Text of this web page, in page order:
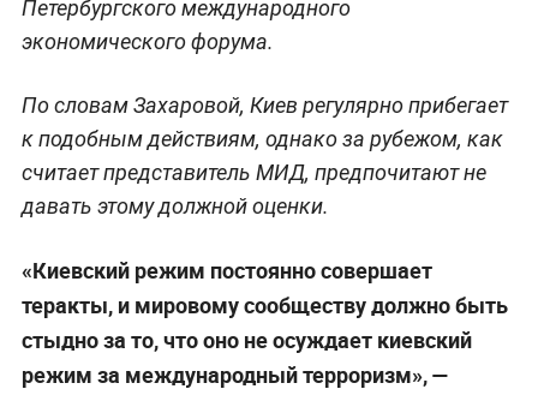
Петербургского международного
экономического форума.
По словам Захаровой, Киев регулярно прибегает
к подобным действиям, однако за рубежом, как
считает представитель МИД, предпочитают не
давать этому должной оценки.
«Киевский режим постоянно совершает
теракты, и мировому сообществу должно быть
стыдно за то, что оно не осуждает киевский
режим за международный терроризм», —